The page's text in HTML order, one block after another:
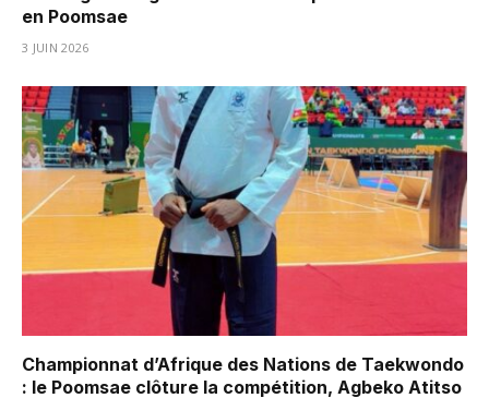
en Poomsae
3 JUIN 2026
Championnat d’Afrique des Nations de Taekwondo
: le Poomsae clôture la compétition, Agbeko Atitso